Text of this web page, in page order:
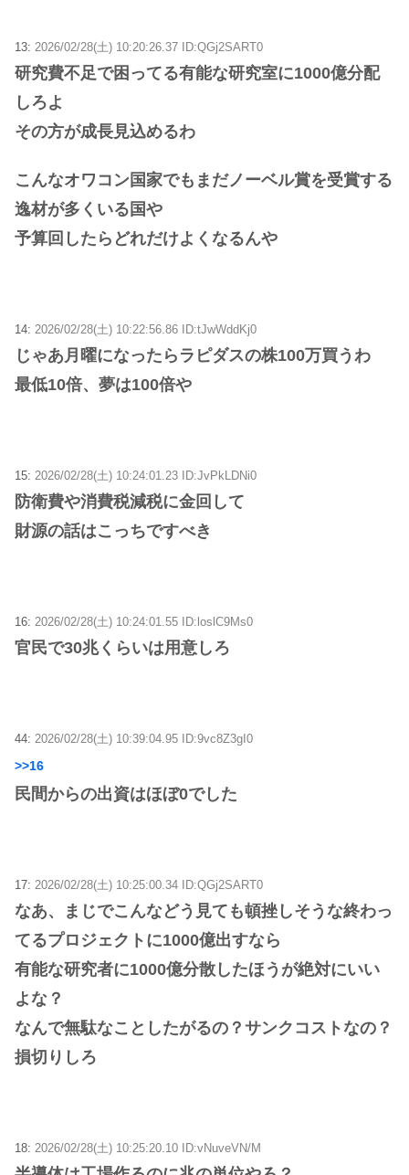
13: 2026/02/28(土) 10:20:26.37 ID:QGj2SART0
研究費不足で困ってる有能な研究室に1000億分配
しろよ
その方が成長見込めるわ
こんなオワコン国家でもまだノーベル賞を受賞する
逸材が多くいる国や
予算回したらどれだけよくなるんや
14: 2026/02/28(土) 10:22:56.86 ID:tJwWddKj0
じゃあ月曜になったらラピダスの株100万買うわ
最低10倍、夢は100倍や
15: 2026/02/28(土) 10:24:01.23 ID:JvPkLDNi0
防衛費や消費税減税に金回して
財源の話はこっちですべき
16: 2026/02/28(土) 10:24:01.55 ID:loslC9Ms0
官民で30兆くらいは用意しろ
44: 2026/02/28(土) 10:39:04.95 ID:9vc8Z3gI0
>>16
民間からの出資はほぼ0でした
17: 2026/02/28(土) 10:25:00.34 ID:QGj2SART0
なあ、まじでこんなどう見ても頓挫しそうな終わっ
てるプロジェクトに1000億出すなら
有能な研究者に1000億分散したほうが絶対にいい
よな？
なんで無駄なことしたがるの？サンクコストなの？
損切りしろ
18: 2026/02/28(土) 10:25:20.10 ID:vNuveVN/M